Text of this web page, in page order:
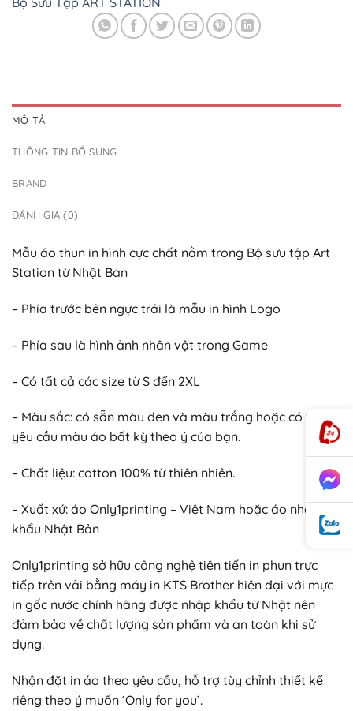
MÔ TẢ
THÔNG TIN BỔ SUNG
BRAND
ĐÁNH GIÁ (0)
Mẫu áo thun in hình cực chất nằm trong Bộ sưu tập Art
Station từ Nhật Bản
– Phía trước bên ngực trái là mẫu in hình Logo
– Phía sau là hình ảnh nhân vật trong Game
– Có tất cả các size từ S đến 2XL
– Màu sắc: có sẵn màu đen và màu trắng hoặc có thể
yêu cầu màu áo bất kỳ theo ý của bạn.
– Chất liệu: cotton 100% từ thiên nhiên.
– Xuất xứ: áo Only1printing – Việt Nam hoặc áo nhập
khẩu Nhật Bản
Only1printing sở hữu công nghệ tiên tiến in phun trực
tiếp trên vải bằng máy in KTS Brother hiện đại với mực
in gốc nước chính hãng được nhập khẩu từ Nhật nên
đảm bảo về chất lượng sản phẩm và an toàn khi sử
dụng.
Nhận đặt in áo theo yêu cầu, hỗ trợ tùy chỉnh thiết kế
riêng theo ý muốn ‘Only for you’.